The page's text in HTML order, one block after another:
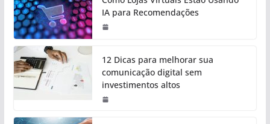
IA para Recomendações
12 Dicas para melhorar sua
comunicação digital sem
investimentos altos